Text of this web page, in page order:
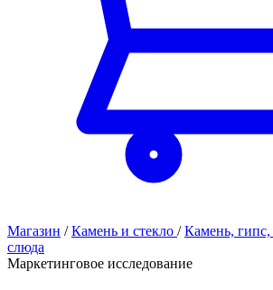
Магазин / Камень и стекло / Камень, гипс,
слюда
Маркетинговое исследование